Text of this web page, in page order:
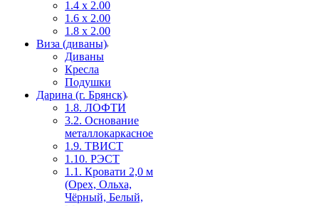
1.4 х 2.00
1.6 х 2.00
1.8 х 2.00
Виза (диваны)
Диваны
Кресла
Подушки
Дарина (г. Брянск)
1.8. ЛОФТИ
3.2. Основание
металлокаркасное
1.9. ТВИСТ
1.10. РЭСТ
1.1. Кровати 2,0 м
(Орех, Ольха,
Чёрный, Белый,